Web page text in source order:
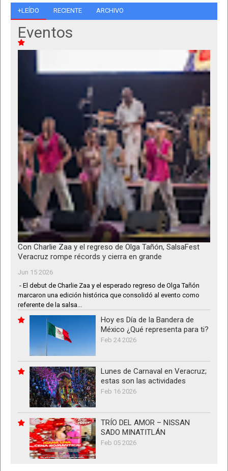
+LEÍDO RECIENTE ARCHIVO
Eventos
Con Charlie Zaa y el regreso de Olga Tañón, SalsaFest
Veracruz rompe récords y cierra en grande
Jun 15 2026
- El debut de Charlie Zaa y el esperado regreso de Olga Tañón
marcaron una edición histórica que consolidó al evento como
referente de la salsa...
Hoy es Día de la Bandera de
México ¿Qué representa para ti?
Feb 24 2026
Lunes de Carnaval en Veracruz;
estas son las actividades
Feb 16 2026
TRÍO DEL AMOR – NISSAN
SADO MINATITLÁN
Feb 05 2026